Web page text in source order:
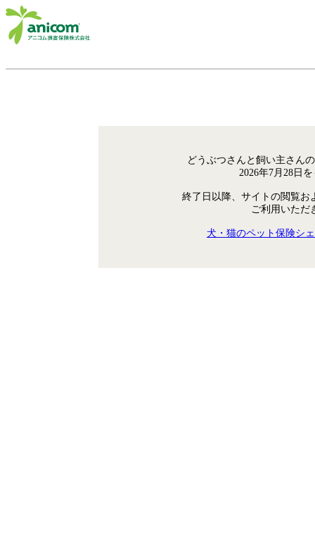
どうぶつさんと飼い主さん
2026年7月28日
終了日以降、サイトの閲覧お
ご利用いただ
犬・猫のペット保険シ